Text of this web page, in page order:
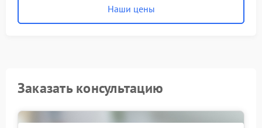
Наши цены
Заказать консультацию